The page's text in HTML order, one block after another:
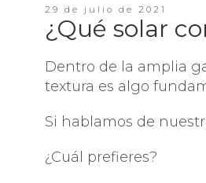
PIEL SECA /
EXCESO DE GRASA,
PIEL SENSIBLE /
FLACIDEZ
29 de julio de 2021
¿Qué solar
Dentro de la amplia
textura es algo
Si hablamos de
¿Cuál prefieres?